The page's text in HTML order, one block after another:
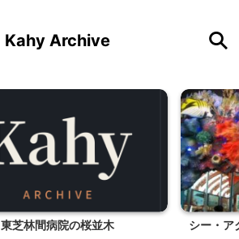
Kahy Archive
東芝林間病院の桜並木 シー・ア